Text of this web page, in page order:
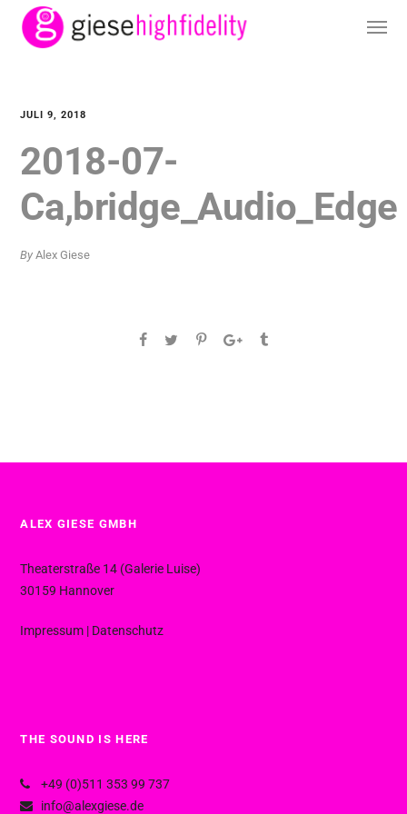
JULI 9, 2018
2018-07-
Ca,bridge_Audio_Edge
ByAlex Giese
ALEX GIESE GMBH
Theaterstraße 14 (Galerie Luise)
30159 Hannover
Impressum | Datenschutz
THE SOUND IS HERE
+49 (0)511 353 99 737
info@alexgiese.de